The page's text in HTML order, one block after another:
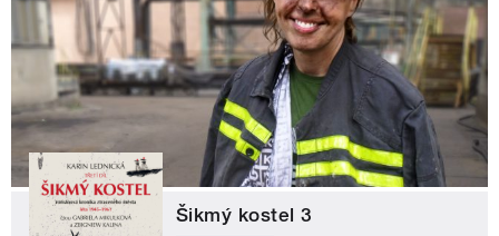
Šikmý kostel 3